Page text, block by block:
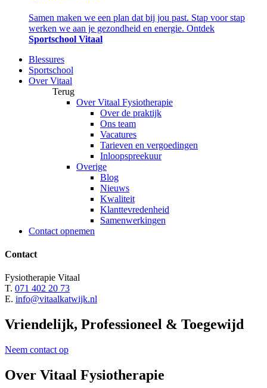
Samen maken we een plan dat bij jou past. Stap voor stap
werken we aan je gezondheid en energie. Ontdek
Sportschool Vitaal
Blessures
Sportschool
Over Vitaal
Terug
Over Vitaal Fysiotherapie
Over de praktijk
Ons team
Vacatures
Tarieven en vergoedingen
Inloopspreekuur
Overige
Blog
Nieuws
Kwaliteit
Klanttevredenheid
Samenwerkingen
Contact opnemen
Contact
Fysiotherapie Vitaal
T. 071 402 20 73
E. info@vitaalkatwijk.nl
Vriendelijk, Professioneel & Toegewijd
Neem contact op
Over Vitaal Fysiotherapie